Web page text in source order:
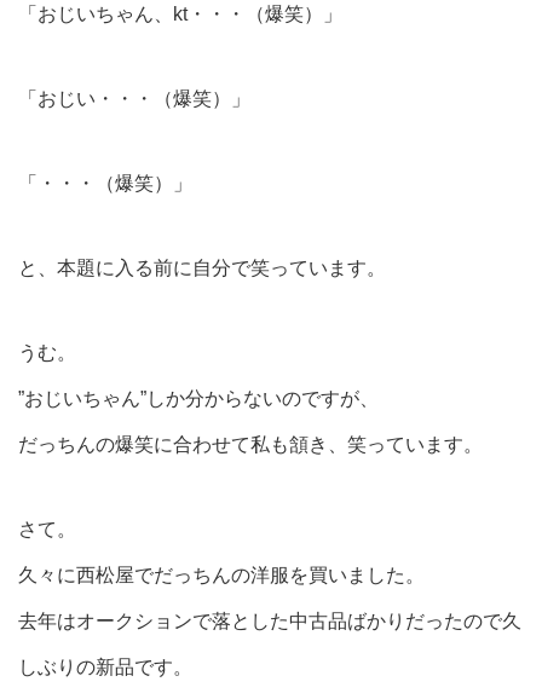
「おじいちゃん、kt・・・（爆笑）」
「おじい・・・（爆笑）」
「・・・（爆笑）」
と、本題に入る前に自分で笑っています。
うむ。
”おじいちゃん”しか分からないのですが、
だっちんの爆笑に合わせて私も頷き、笑っています。
さて。
久々に西松屋でだっちんの洋服を買いました。
去年はオークションで落とした中古品ばかりだったので久
しぶりの新品です。